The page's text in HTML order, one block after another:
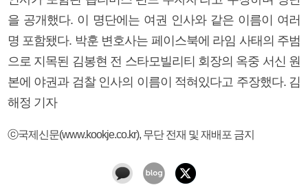
을 공개했다. 이 명단에는 여권 인사와 같은 이름이 여러
명 포함됐다. 박훈 변호사는 페이스북에 라임 사태의 주범
으로 지목된 김봉현 전 스타모빌리티 회장의 옥중 서신 원
본에 야권과 검찰 인사의 이름이 적혀있다고 주장했다. 김
해정 기자
ⓒ국제신문(www.kookje.co.kr), 무단 전재 및 재배포 금지